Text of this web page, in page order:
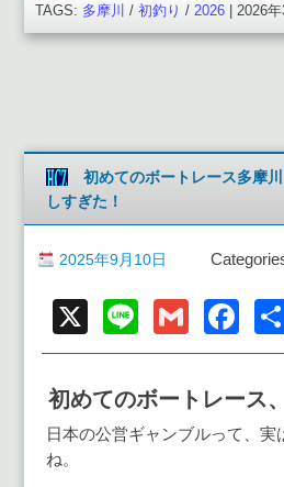
TAGS: 多摩川 / 初釣り / 2026 | 2026年
初めてのボートレース多摩
しすぎた！
2025年9月10日
X Line Gmail
初めてのボートレース
日本の公営ギャンブルって、実
ね。